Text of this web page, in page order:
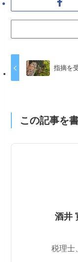
指摘を
この記事を
酒井
税理士